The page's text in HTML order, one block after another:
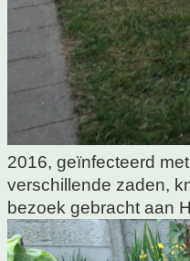
2016, geïnfecteerd
verschillende zaden,
bezoek gebracht aan